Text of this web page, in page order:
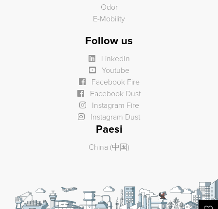
Odor
E-Mobility
Follow us
LinkedIn
Youtube
Facebook Fire
Facebook Dust
Instagram Fire
Instagram Dust
Paesi
China (中国)